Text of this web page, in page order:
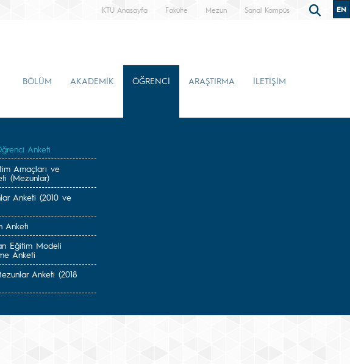
KTÜ Anasayfa Fakülte Mezun Sanal Kampüs EN
BÖLÜM AKADEMİK ÖĞRENCİ ARAŞTIRMA İLETİŞİM
Anketi
Amaçları ve
(Mezunlar)
Anketi (2010 ve
Anketi
Eğitim Modeli
Anketi
Anketi (2018